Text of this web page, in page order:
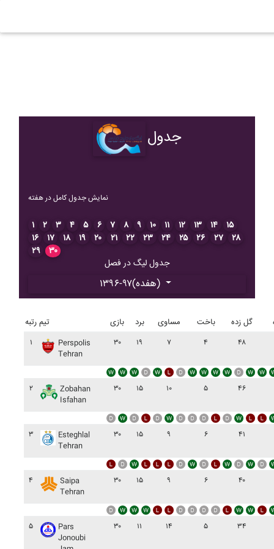
جدول
نمایش جدول کامل در هفته
۱ ۲ ۳ ۴ ۵ ۶ ۷ ۸ ۹ ۱۰ ۱۱ ۱۲ ۱۳ ۱۴
۱۵
۱۶
۱۷ ۱۸ ۱۹ ۲۰ ۲۱ ۲۲ ۲۳ ۲۴ ۲۵ ۲۶ ۲۷
۲۸
۲۹
۳۰
جدول لیگ در فصل
۱۳۹۶-۹۷(هفده)
رتبه تیم بازی برد مساوی باخت گل زده
۱
Perspolis
Tehran
۳۰ ۱۹ ۷ ۴ ۴۸
۲
Zobahan
Isfahan
۳۰ ۱۵ ۱۰ ۵ ۴۶
۳
Esteghlal
Tehran
۳۰ ۱۵ ۹ ۶ ۴۱
۴
Saipa
Tehran
۳۰ ۱۵ ۹ ۶ ۴۰
۵
Pars
Jonoubi
۳۰ ۱۱ ۱۴ ۵ ۳۴